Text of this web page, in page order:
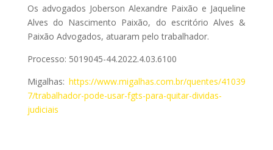
Os advogados Joberson Alexandre Paixão e Jaqueline
Alves do Nascimento Paixão, do escritório Alves &
Paixão Advogados, atuaram pelo trabalhador.
Processo: 5019045-44.2022.4.03.6100
Migalhas:https://www.migalhas.com.br/quentes/41039
7/trabalhador-pode-usar-fgts-para-quitar-dividas-
judiciais